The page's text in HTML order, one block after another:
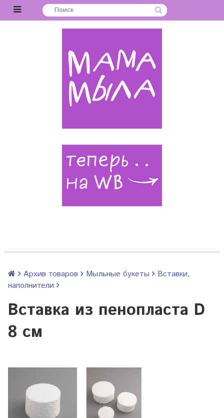
Архив товаров Мыльные букеты
Вставки,
наполнители
Вставка из пенопласта D
8 см